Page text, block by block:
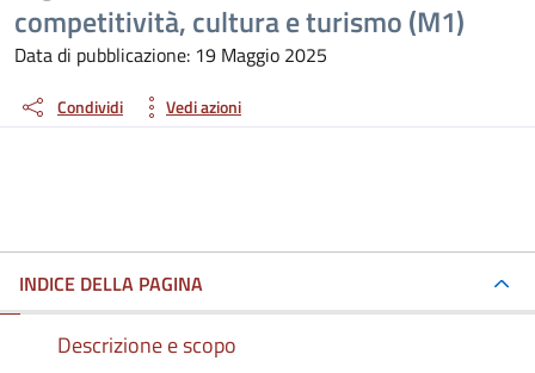
competitività, cultura e turismo (M1)
Data di pubblicazione: 19 Maggio 2025
Condividi Vedi azioni
INDICE DELLA PAGINA
Descrizione e scopo